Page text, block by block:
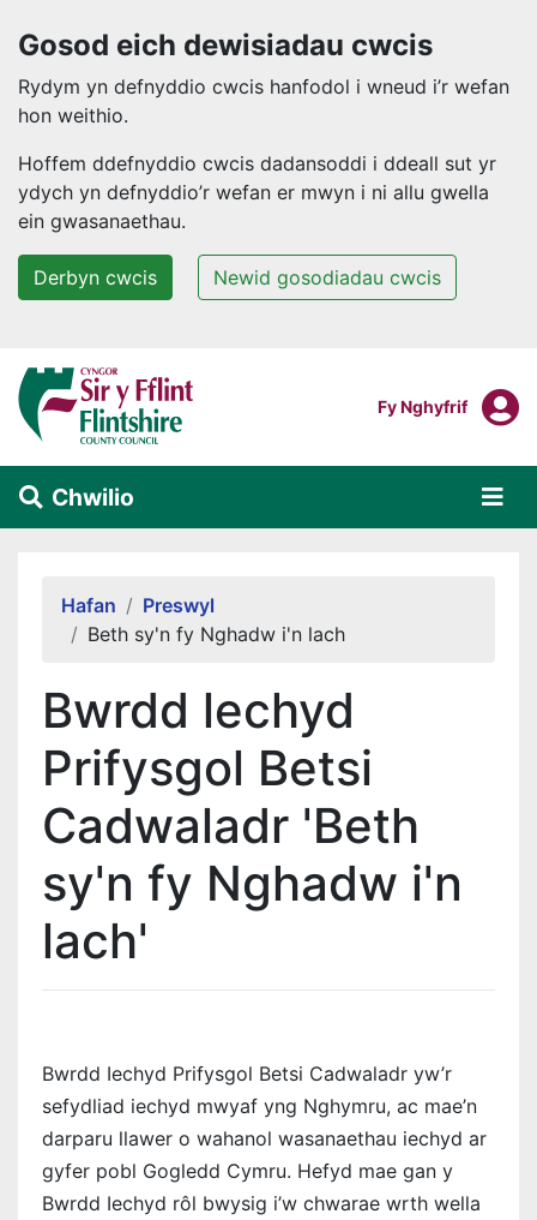
Gosod eich dewisiadau cwcis
Rydym yn defnyddio cwcis hanfodol i wneud i’r wefan
hon weithio.
Hoffem ddefnyddio cwcis dadansoddi i ddeall sut yr
ydych yn defnyddio’r wefan er mwyn i ni allu gwella
ein gwasanaethau.
Derbyn cwcis Newid gosodiadau cwcis
Neidio i'r prif gynnwys
Mewngofnodi I
Fy Nghyfrif
Chwilio
Hafan
Preswyl
Beth sy'n fy Nghadw i'n lach
Bwrdd lechyd
Prifysgol Betsi
Cadwaladr 'Beth
sy'n fy Nghadw i'n
lach'
Bwrdd Iechyd Prifysgol Betsi Cadwaladr yw’r
sefydliad iechyd mwyaf yng Nghymru, ac mae’n
darparu llawer o wahanol wasanaethau iechyd ar
gyfer pobl Gogledd Cymru. Hefyd mae gan y
Bwrdd Iechyd rôl bwysig i’w chwarae wrth wella